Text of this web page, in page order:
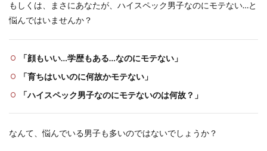
もしくは、まさにあなたが、ハイスペック男子なのにモテない…と
悩んではいませんか？
「顔もいい…学歴もある…なのにモテない」
「育ちはいいのに何故かモテない」
「ハイスペック男子なのにモテないのは何故？」
なんて、悩んでいる男子も多いのではないでしょうか？